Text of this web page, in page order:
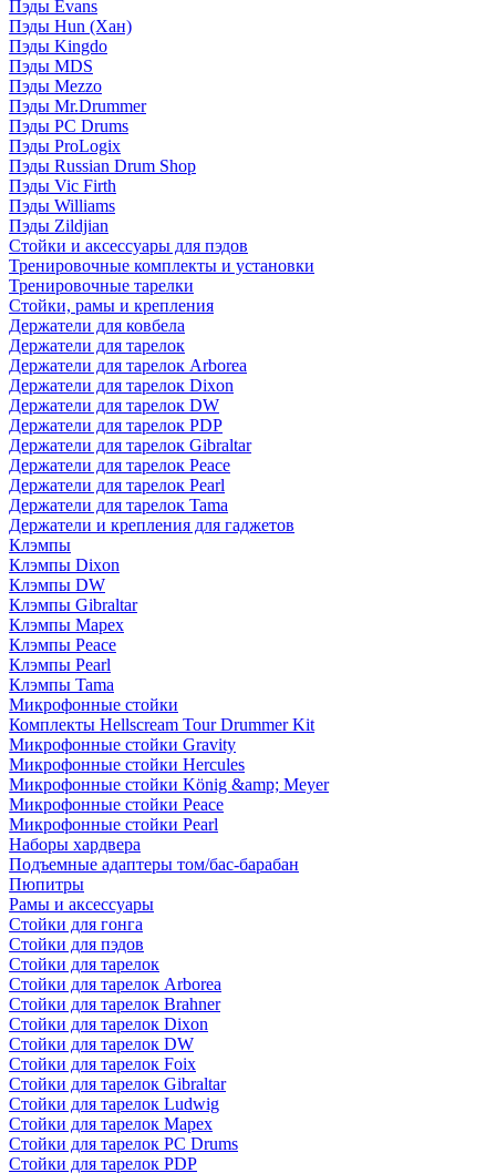
Пэды Evans
Пэды Hun (Хан)
Пэды Kingdo
Пэды MDS
Пэды Mezzo
Пэды Mr.Drummer
Пэды PC Drums
Пэды ProLogix
Пэды Russian Drum Shop
Пэды Vic Firth
Пэды Williams
Пэды Zildjian
Стойки и аксессуары для пэдов
Тренировочные комплекты и установки
Тренировочные тарелки
Стойки, рамы и крепления
Держатели для ковбела
Держатели для тарелок
Держатели для тарелок Arborea
Держатели для тарелок Dixon
Держатели для тарелок DW
Держатели для тарелок PDP
Держатели для тарелок Gibraltar
Держатели для тарелок Peace
Держатели для тарелок Pearl
Держатели для тарелок Tama
Держатели и крепления для гаджетов
Клэмпы
Клэмпы Dixon
Клэмпы DW
Клэмпы Gibraltar
Клэмпы Mapex
Клэмпы Peace
Клэмпы Pearl
Клэмпы Tama
Микрофонные стойки
Комплекты Hellscream Tour Drummer Kit
Микрофонные стойки Gravity
Микрофонные стойки Hercules
Микрофонные стойки König &amp; Meyer
Микрофонные стойки Peace
Микрофонные стойки Pearl
Наборы хардвера
Подъемные адаптеры том/бас-барабан
Пюпитры
Рамы и аксессуары
Стойки для гонга
Стойки для пэдов
Стойки для тарелок
Стойки для тарелок Arborea
Стойки для тарелок Brahner
Стойки для тарелок Dixon
Стойки для тарелок DW
Стойки для тарелок Foix
Стойки для тарелок Gibraltar
Стойки для тарелок Ludwig
Стойки для тарелок Mapex
Стойки для тарелок PC Drums
Стойки для тарелок PDP